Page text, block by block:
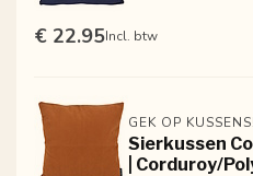
€ 22.95Incl. btw
GEK OP KUSSENS!
Sierkussen
| Corduroy/